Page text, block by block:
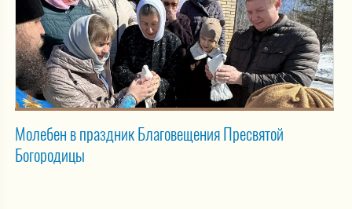
Молебен в праздник Благовещения Пресвятой
Богородицы